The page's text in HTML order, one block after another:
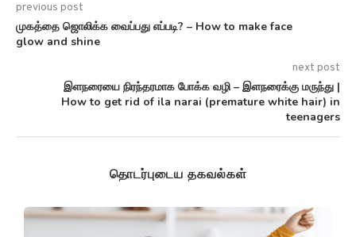
previous post
முகத்தை ஜொலிக்க வைப்பது எப்படி? – How to make face
glow and shine
next post
இளநரையை நிரந்தரமாக போக்க வழி – இளநரைக்கு மருந்து |
How to get rid of ila narai (premature white hair) in
teenagers
தொடர்புடைய தகவல்கள்